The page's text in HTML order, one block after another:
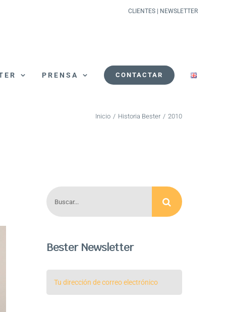
CLIENTES NEWSLETTER
PRENSA CONTACTAR
Inicio / Historia Bester / 2010
Buscar:
Bester Newsletter